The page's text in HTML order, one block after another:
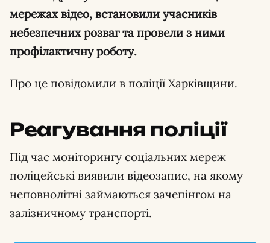
мережах відео, встановили учасників
небезпечних розваг та провели з ними
профілактичну роботу.
Про це повідомили в поліції Харківщини.
Реагування поліції
Під час моніторингу соціальних мереж
поліцейські виявили відеозапис, на якому
неповнолітні займаються зачепінгом на
залізничному транспорті.